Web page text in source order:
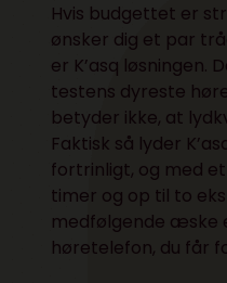
Hvis budgettet er
ønsker dig et par
er K’asq løsningen.
testens dyreste
betyder ikke, at
Faktisk så lyder
fortrinligt, og med
timer og op til to
medfølgende æske
høretelefon, du får